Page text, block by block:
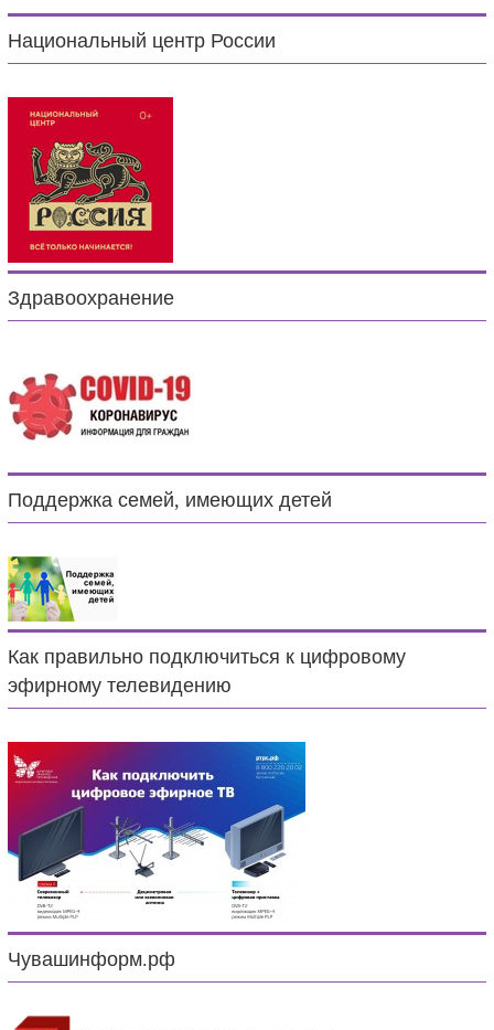
Национальный центр России
Здравоохранение
Поддержка семей, имеющих детей
Как правильно подключиться к цифровому
эфирному телевидению
Чувашинформ.рф